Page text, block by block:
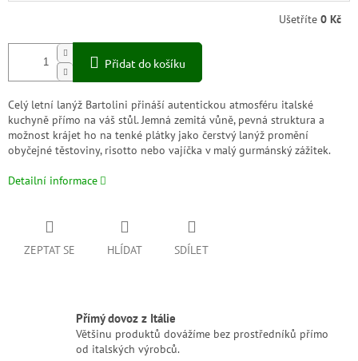
Ušetříte 0 Kč
Přidat do košíku
Celý letní lanýž Bartolini přináší autentickou atmosféru italské
kuchyně přímo na váš stůl. Jemná zemitá vůně, pevná struktura a
možnost krájet ho na tenké plátky jako čerstvý lanýž promění
obyčejné těstoviny, risotto nebo vajíčka v malý gurmánský zážitek.
Detailní informace
ZEPTAT SE HLÍDAT SDÍLET
Přímý dovoz z Itálie
Většinu produktů dovážíme bez prostředníků přímo
od italských výrobců.